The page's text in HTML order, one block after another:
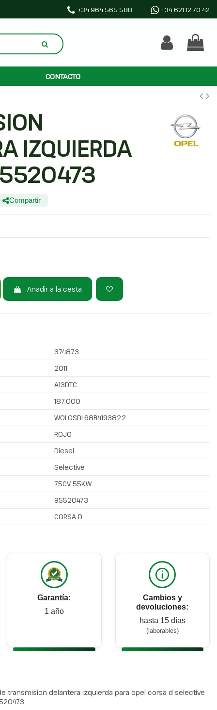
+34 964 565 588 +34 621 12 70 42
CONTACTO
IZQUIERDA
Compartir
Añadir a la cesta
374873
2011
A13DTC
187.000
W0L0SDL68B4193822
ROJO
Diesel
Selective
75CV 55KW
95520473
CORSA D
Garantía:
1 año
Cambios y
devoluciones:
hasta 15 días
(laborables)
transmision delantera izquierda para opel corsa d selective